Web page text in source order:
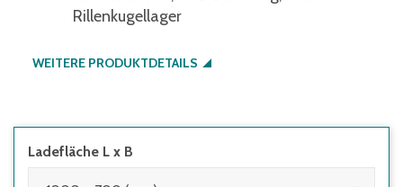
Rillenkugellager
WEITERE PRODUKTDETAILS
Ladefläche L x B